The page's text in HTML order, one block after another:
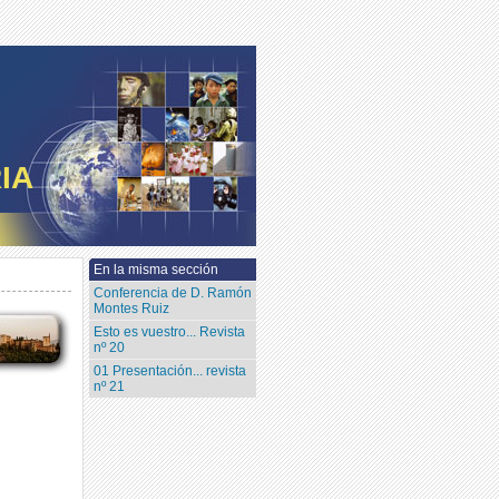
En la misma sección
Conferencia de D. Ramón
Montes Ruiz
Esto es vuestro... Revista
nº 20
01 Presentación... revista
nº 21